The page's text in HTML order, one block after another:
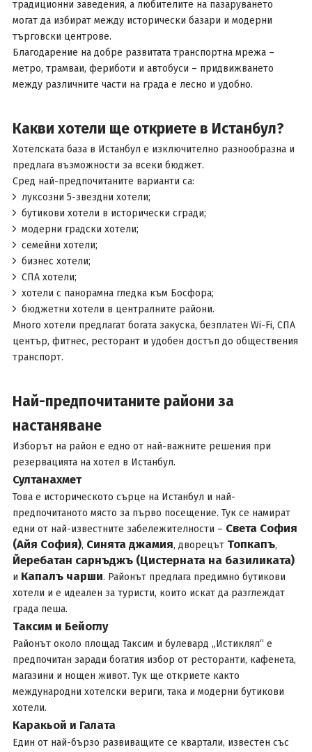
традиционни заведения, а любителите на пазаруването
могат да избират между исторически базари и модерни
търговски центрове.
Благодарение на добре развитата транспортна мрежа –
метро, трамваи, фериботи и автобуси – придвижването
между различните части на града е лесно и удобно.
Какви хотели ще откриете в Истанбул?
Хотелската база в Истанбул е изключително разнообразна и
предлага възможности за всеки бюджет.
Сред най-предпочитаните варианти са:
луксозни 5-звездни хотели;
бутикови хотели в исторически сгради;
модерни градски хотели;
семейни хотели;
бизнес хотели;
СПА хотели;
хотели с панорамна гледка към Босфора;
бюджетни хотели в централните райони.
Много хотели предлагат богата закуска, безплатен Wi-Fi, СПА
център, фитнес, ресторант и удобен достъп до обществения
транспорт.
Най-предпочитаните райони за
настаняване
Изборът на район е едно от най-важните решения при
резервацията на хотел в Истанбул.
Султанахмет
Това е историческото сърце на Истанбул и най-
предпочитаното място за първо посещение. Тук се намират
едни от най-известните забележителности – Света София
(Айя София), Синята джамия, дворецът Топкапъ,
Йеребатан сарнъджъ (Цистерната на базиликата)
и Капалъ чарши. Районът предлага предимно бутикови
хотели и е идеален за туристи, които искат да разглеждат
града пеша.
Таксим и Бейоглу
Районът около площад Таксим и булевард „Истиклял“ е
предпочитан заради богатия избор от ресторанти, кафенета,
магазини и нощен живот. Тук ще откриете както
международни хотелски вериги, така и модерни бутикови
хотели.
Каракьой и Галата
Един от най-бързо развиващите се квартали, известен със